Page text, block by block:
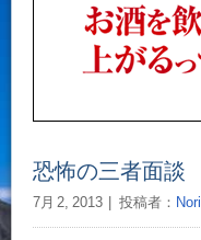
恐怖の三者面談
7月 2, 2013 投稿者： Nori